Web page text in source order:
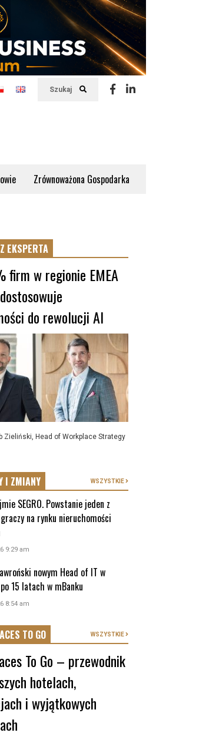
Szukaj
Zrównoważona Gospodarka
EKSPERTA
firm w regionie EMEA
do rewolucji AI
Zieliński, Head of Workplace Strategy
I ZMIANY WSZYSTKIE
SEGRO. Powstanie jeden z
na rynku nieruchomości
9:29 am
nowym Head of IT w
15 latach w mBanku
8:54 am
TO GO WSZYSTKIE
To Go – przewodnik
hotelach,
i wyjątkowych